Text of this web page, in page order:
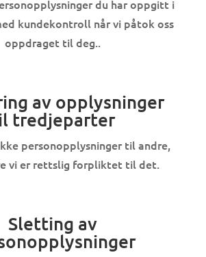
du har oppgitt i
kundekontroll når vi påtok oss
oppdraget til deg..
av opplysninger
tredjeparter
personopplysninger til andre,
vi er rettslig forpliktet til det.
Sletting av